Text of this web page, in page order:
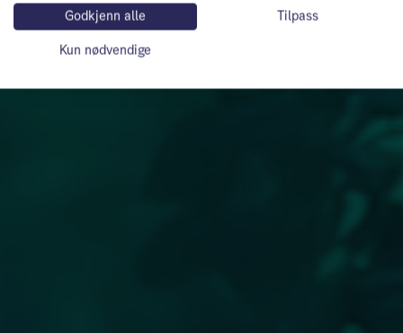
Godkjenn alle
Tilpass
Kun nødvendige